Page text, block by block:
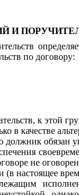
И
по договору:
к этой
в качестве
обязан
не
настоящее